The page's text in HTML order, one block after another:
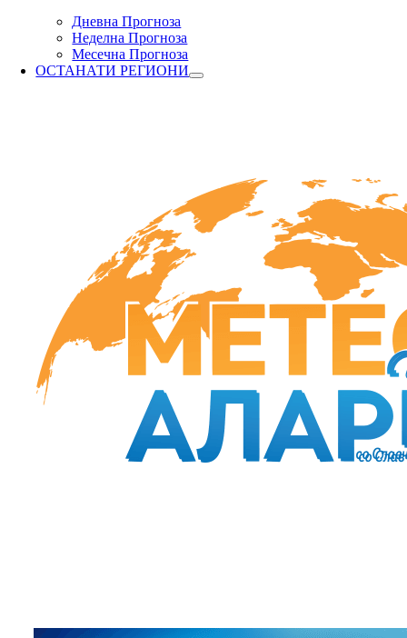
Дневна Прогноза
Неделна Прогноза
Месечна Прогноза
ОСТАНАТИ РЕГИОНИ